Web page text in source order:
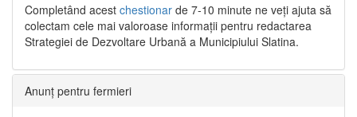
Completând acest chestionar de 7-10 minute ne veți ajuta să
colectam cele mai valoroase informații pentru redactarea
Strategiei de Dezvoltare Urbană a Municipiului Slatina.
Anunț pentru fermieri